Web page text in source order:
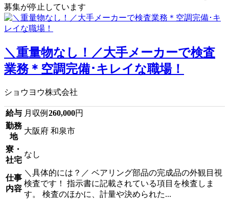
募集が停止しています
＼重量物なし！／大手メーカーで検査
業務＊空調完備･キレイな職場！
ショウヨウ株式会社
給与 月収例 260,000円
勤務
地
大阪府 和泉市
寮・
社宅
なし
仕事
内容
＼具体的には？／ ベアリング部品の完成品の外観目視
検査です！ 指示書に記載されている項目を検査しま
す。 検査のほかに、計量や決められた...